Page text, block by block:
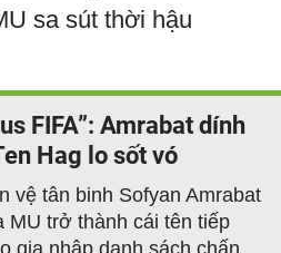
sa sút thời hậu
FIFA”: Amrabat dính
Hag lo sốt vó
vệ tân binh Sofyan Amrabat
MU trở thành cái tên tiếp